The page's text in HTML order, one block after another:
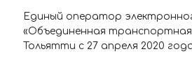
Единый оператор
«Объединенная
Тольятти с 27 апреля 2020